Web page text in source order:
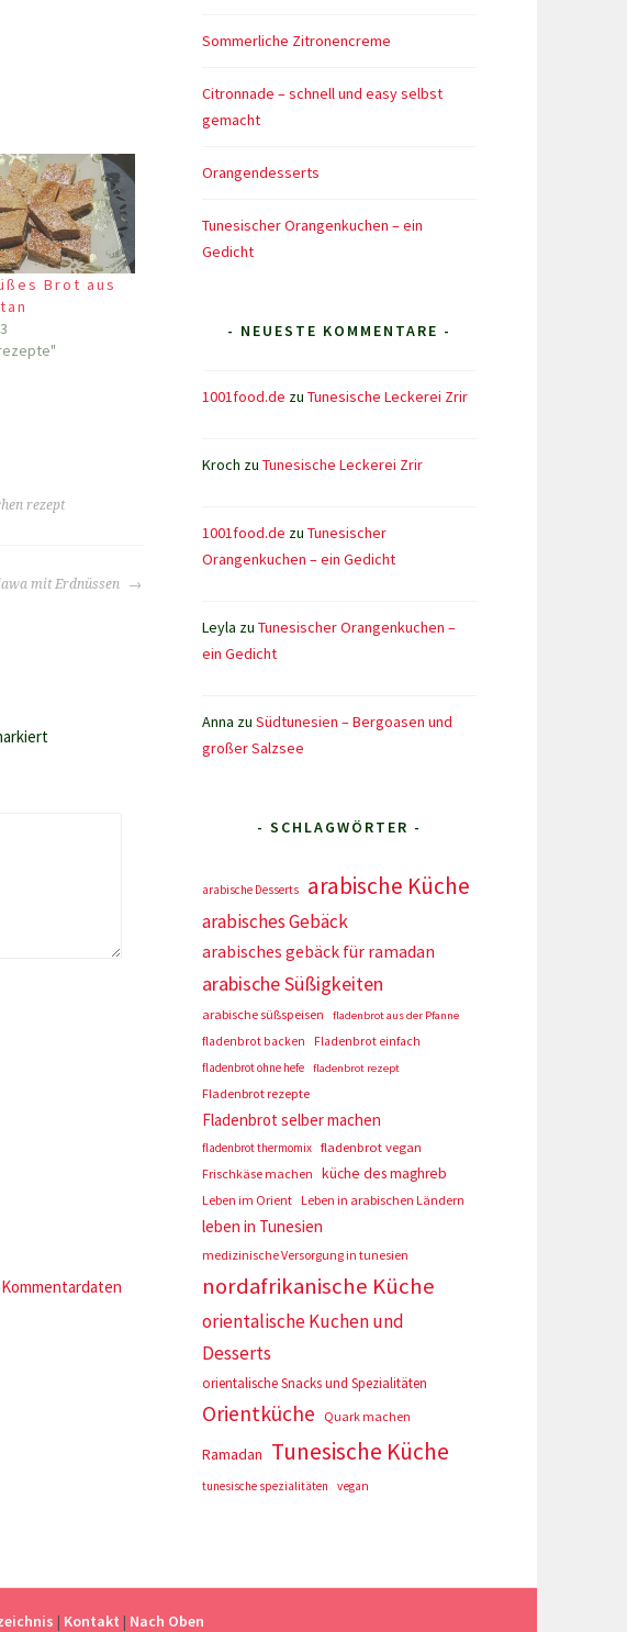
Brot aus
rezept
mit Erdnüssen
Sommerliche Zitronencreme
Citronnade – schnell und easy selbst
gemacht
Orangendesserts
Tunesischer Orangenkuchen – ein
Gedicht
- NEUESTE KOMMENTARE -
1001food.de zu Tunesische Leckerei Zrir
Kroch zu Tunesische Leckerei Zrir
1001food.de zu Tunesischer
Orangenkuchen – ein Gedicht
Leyla zu Tunesischer Orangenkuchen –
ein Gedicht
Anna zu Südtunesien – Bergoasen und
großer Salzsee
- SCHLAGWÖRTER -
arabische Desserts arabische Küche
arabisches Gebäck
arabisches gebäck für ramadan
arabische Süßigkeiten
arabische süßspeisen fladenbrot aus der Pfanne
fladenbrot backen
Fladenbrot einfach
fladenbrot ohne hefe
fladenbrot rezept
Fladenbrot rezepte
Fladenbrot selber machen
fladenbrot thermomix fladenbrot vegan
Frischkäse machen küche des maghreb
Leben im Orient Leben in arabischen Ländern
leben in Tunesien
medizinische Versorgung in tunesien
nordafrikanische Küche
orientalische Kuchen und
Desserts
orientalische Snacks und Spezialitäten
Orientküche Quark machen
Ramadan Tunesische Küche
tunesische spezialitäten vegan
| Kontakt | Nach Oben